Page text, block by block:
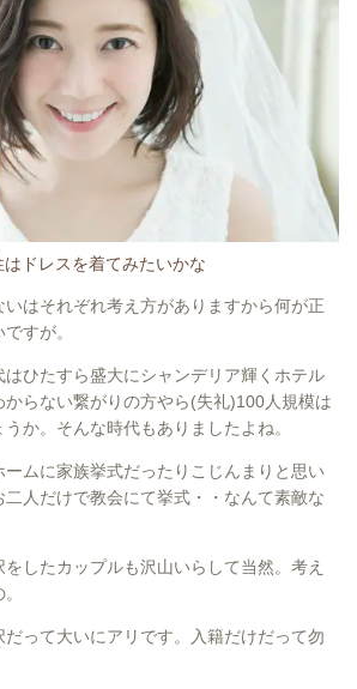
はドレスを着てみたいかな
はそれぞれ考え方がありますから何が正
すが。
ひたすら盛大にシャンデリア輝くホテル
からない繋がりの方やら(失礼)100人規模は
か。そんな時代もありましたよね。
ムに家族挙式だったりこじんまりと思い
人だけで教会にて挙式・・なんて素敵な
したカップルも沢山いらして当然。考え
って大いにアリです。入籍だけだって勿